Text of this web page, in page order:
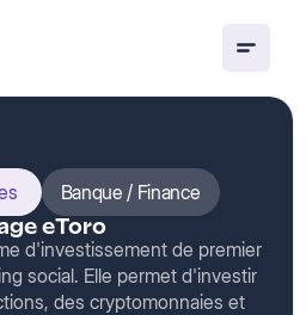
Banque / Finance
eToro
d'investissement de premier
social. Elle permet d'investir
des cryptomonnaies et